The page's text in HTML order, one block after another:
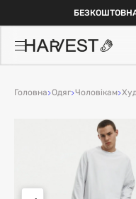
Головна Одяг Чоловікам